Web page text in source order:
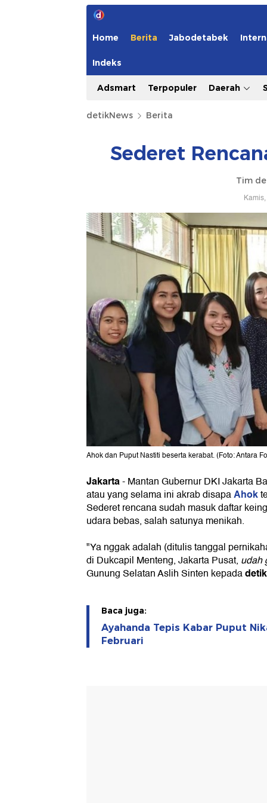
Home Berita Jabodetabek
Indeks
Adsmart Terpopuler Daerah
detikNews Berita
Sederet
Tim
Ahok dan Puput Nastiti beserta kerabat. (Foto: Antara
Jakarta-Mantan Gubernur DKI Jakarta
atau yang selama ini akrab disapaAhok
Sederet rencana sudah masuk daftar
udara bebas, salah satunya menikah.
"Ya nggak adalah (ditulis tanggal
di Dukcapil Menteng, Jakarta Pusat, udah
Gunung Selatan Aslih Sinten kepada
Baca juga:
Ayahanda Tepis Kabar Puput
Februari